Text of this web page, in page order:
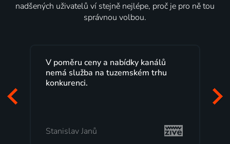
nadšených uživatelů ví stejně nejlépe, proč je pro ně tou
správnou volbou.
Lepší.TV sleduji už několik let s
maximální spokojeností. Velký výběr
programů a nemuset běžet k TV na
Milada Tomešová